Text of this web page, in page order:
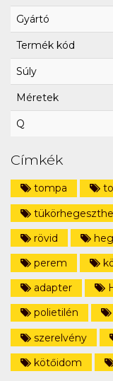
Gyártó
Termék kód
Súly
Méretek
Q
Címkék
tompa
rövid
perem
adapter
polietilén
szerelvény
kötőidom